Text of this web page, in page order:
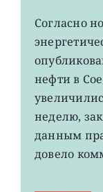
Согласно
нефти в
неделю,
данным
довело